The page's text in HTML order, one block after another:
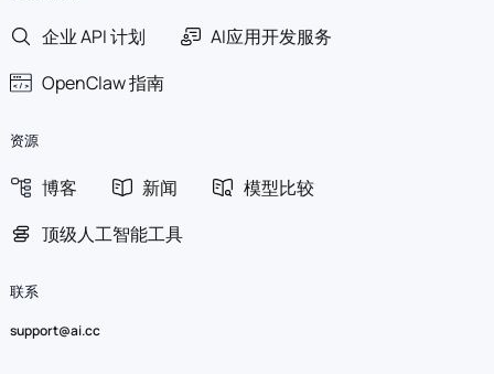
企业 API 计划
AI应用开发服务
OpenClaw 指南
资源
博客 新闻
模型比较
顶级人工智能工具
联系
support@ai.cc